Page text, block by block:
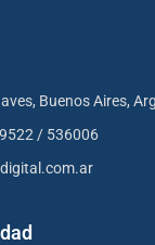
Buenos Aires,
/ 536006